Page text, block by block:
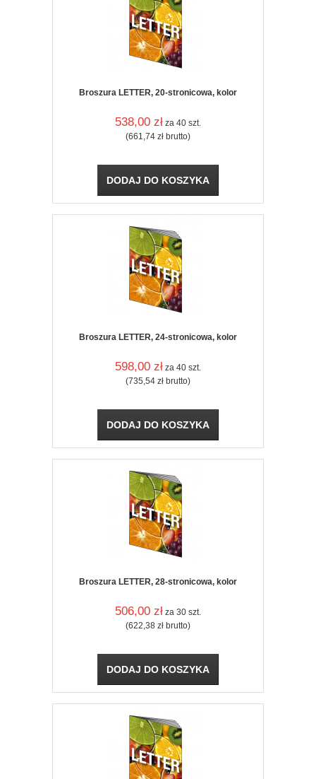
Broszura LETTER, 20-stronicowa, kolor
538,00 zł za 40 szt.
(661,74 zł brutto)
DODAJ DO KOSZYKA
Broszura LETTER, 24-stronicowa, kolor
598,00 zł za 40 szt.
(735,54 zł brutto)
DODAJ DO KOSZYKA
Broszura LETTER, 28-stronicowa, kolor
506,00 zł za 30 szt.
(622,38 zł brutto)
DODAJ DO KOSZYKA